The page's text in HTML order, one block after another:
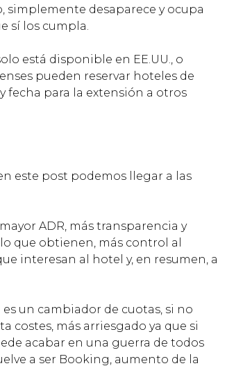
simplemente desaparece y ocupa
sí los cumpla.
está disponible en EE.UU., o
pueden reservar hoteles de
fecha para la extensión a otros
este post podemos llegar a las
ADR, más transparencia y
que obtienen, más control al
interesan al hotel y, en resumen, a
un cambiador de cuotas, si no
costes, más arriesgado ya que si
acabar en una guerra de todos
a ser Booking, aumento de la